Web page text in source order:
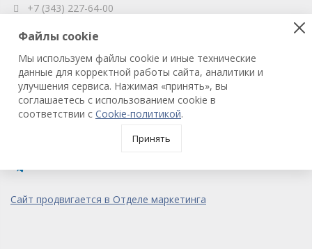
+7 (343) 227-64-00
info@vitahim-perm.ru
ООО «ВитаХим Пермь»
ОГРН: 1115905003059
ИНН/КПП: 5905285619/590501001
Сайт продвигается в Отделе маркетинга
Файлы cookie
Мы используем файлы cookie и иные технические
данные для корректной работы сайта, аналитики и
улучшения сервиса. Нажимая «принять», вы
соглашаетесь с использованием cookie в
соответствии с Cookie-политикой.
Принять